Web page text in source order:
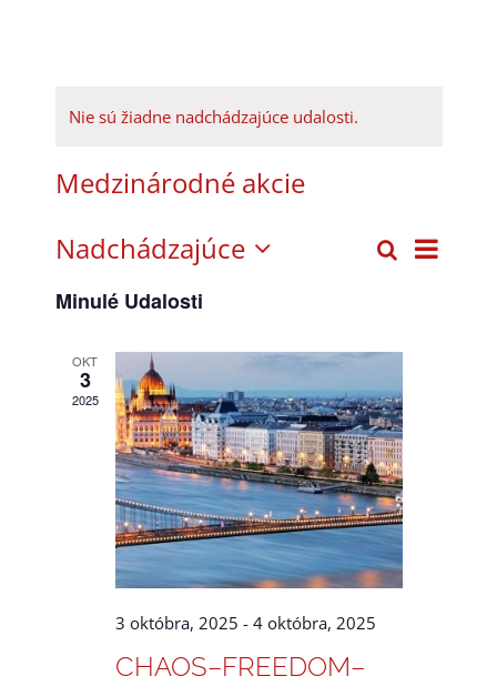
Nie sú žiadne nadchádzajúce udalosti.
Medzinárodné akcie
Udalosti
Vyhľadať
Zoznam
Nadchádzajúce
dátum.
Minulé Udalosti
OKT
3
2025
3 októbra, 2025 - 4 októbra, 2025
CHAOS–FREEDOM–